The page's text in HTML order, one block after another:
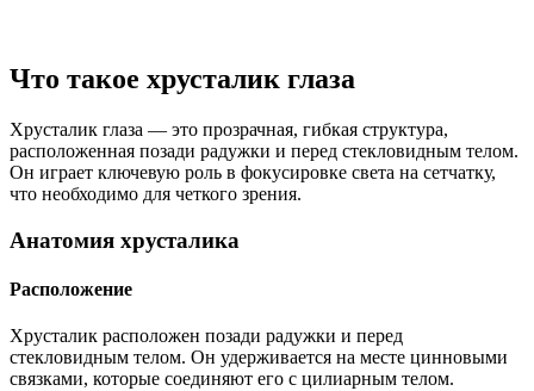
Что такое хрусталик глаза
Хрусталик глаза — это прозрачная, гибкая структура,
расположенная позади радужки и перед стекловидным телом.
Он играет ключевую роль в фокусировке света на сетчатку,
что необходимо для четкого зрения.
Анатомия хрусталика
Расположение
Хрусталик расположен позади радужки и перед
стекловидным телом. Он удерживается на месте цинновыми
связками, которые соединяют его с цилиарным телом.